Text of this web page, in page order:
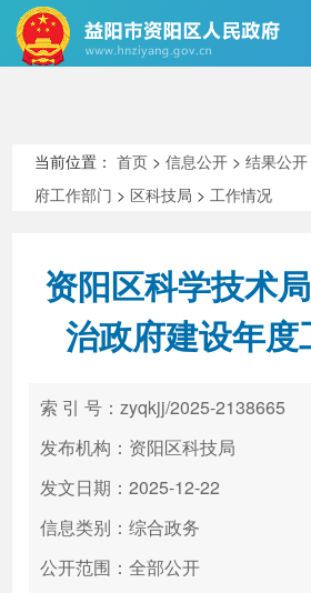
新闻中心
政务服务
高效办成一件事
当前位置：首页 >信息公开 >结果公开
府工作部门 > 区科技局 >工作情况
资阳区科学技术
治政府建设年度
索 引 号：zyqkjj/2025-2138665
发布机构：资阳区科技局
发文日期：2025-12-22
信息类别：综合政务
公开范围：全部公开